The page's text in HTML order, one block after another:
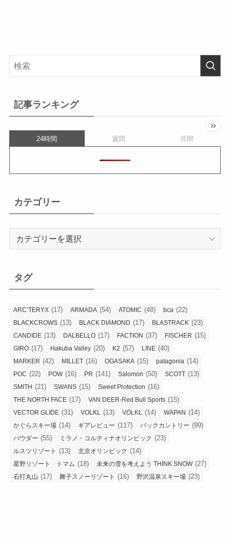
記事ランキング
24時間 週間 月間
カテゴリー
ー
タグ
ARC’TERYX (17) ARMADA (54) ATOMIC (48) bca (22)
BLACKCROWS (13) BLACK DIAMOND (17) BLASTRACK (23)
CANDIDE (13) DALBELLO (17) FACTION (37) FISCHER (15)
GIRO (17) Hakuba Valley (20) K2 (57) LINE (40)
MARKER (42) MILLET (16) OGASAKA (15) patagonia (14)
POC (22) POW(16) PR (141) Salomon (50) SCOTT (13)
SMITH (21) SWANS (15) Sweet Protection (16)
THE NORTH FACE (17) VAN DEER-Red Bull Sports (15)
VECTOR GLIDE (31) VOLKL (13) VÖLKL (14) WAPAN (14)
かぐらスキー場 (14) ギアレビュー (117) バックカントリー (99)
パウダー (55) ミラノ・コルティナオリンピック (23)
ルスツリゾート (13) 北京オリンピック (14)
星野リゾート トマム (18) 未来の雪を考えよう THINK SNOW(27)
石打丸山 (17) 舞子スノーリゾート (16) 野沢温泉スキー場 (23)